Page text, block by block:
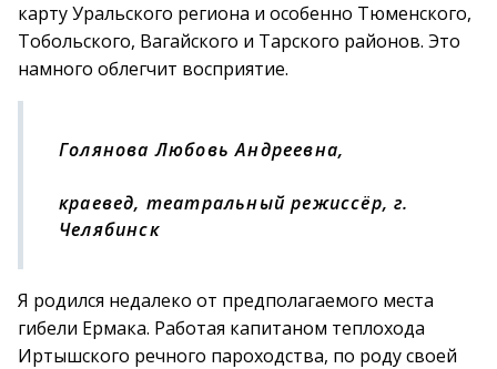
карту Уральского региона и особенно Тюменского,
Тобольского, Вагайского и Тарского районов. Это
намного облегчит восприятие.
Голянова Любовь Андреевна,
краевед, театральный режиссёр, г.
Челябинск
Я родился недалеко от предполагаемого места
гибели Ермака. Работая капитаном теплохода
Иртышского речного пароходства, по роду своей